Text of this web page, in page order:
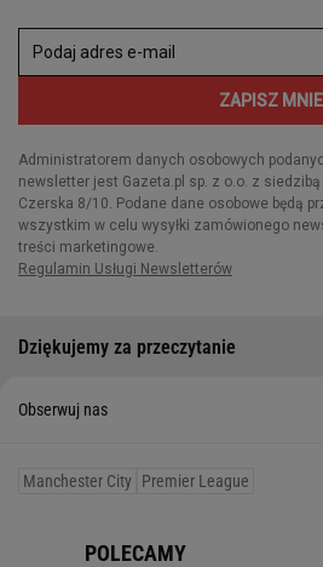
Dziękujemy za przeczytanie
Obserwuj nas
Manchester City Premier League
POLECAMY